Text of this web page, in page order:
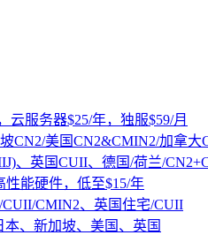
云服务器$25/年，独服$59/月
CN2/美国CN2&CMIN2/加拿大
、英国CUII、德国/荷兰/
能硬件，低至$15/年
CUII/CMIN2、英国住宅/CUII
、新加坡、美国、英国